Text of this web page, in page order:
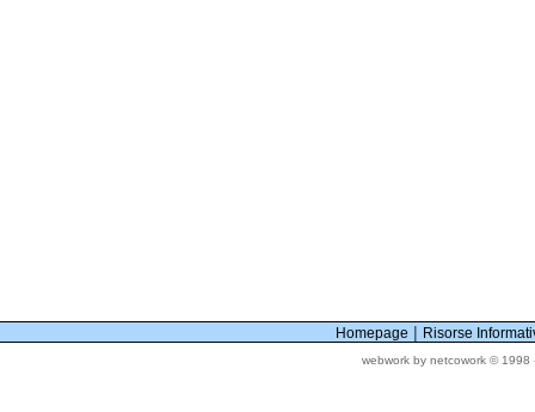
Homepage | Risorse
webwork by netcowork ©